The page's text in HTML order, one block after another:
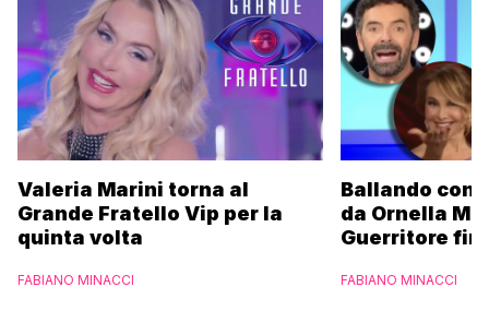
Valeria Marini torna al
Grande Fratello Vip per la
quinta volta
FABIANO MINACCI
Ballando con
da Ornella
Guerritore
l’esclusiva di
FABIANO MINACCI